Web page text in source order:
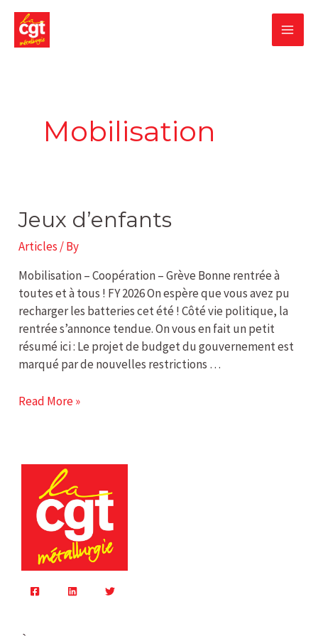
content
Mobilisation
Jeux d’enfants
Articles / By
Mobilisation – Coopération – Grève Bonne rentrée à
toutes et à tous ! FY 2026 On espère que vous avez pu
recharger les batteries cet été ! Côté vie politique, la
rentrée s’annonce tendue. On vous en fait un petit
résumé ici : Le projet de budget du gouvernement est
marqué par de nouvelles restrictions …
Jeux
d’enfants
Read More »